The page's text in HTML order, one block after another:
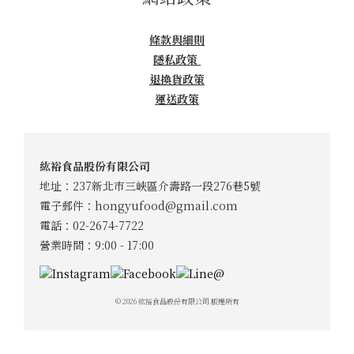
條款與細則
隱私政策
退換貨政策
運送政策
紘裕食品股份有限公司
地址：237新北市三峽區介壽路一段276巷5號
電子郵件： hongyufood@gmail.com
電話：02-2674-7722
營業時間：9:00 - 17:00
© 2026 紘裕食品股份有限公司 版權所有